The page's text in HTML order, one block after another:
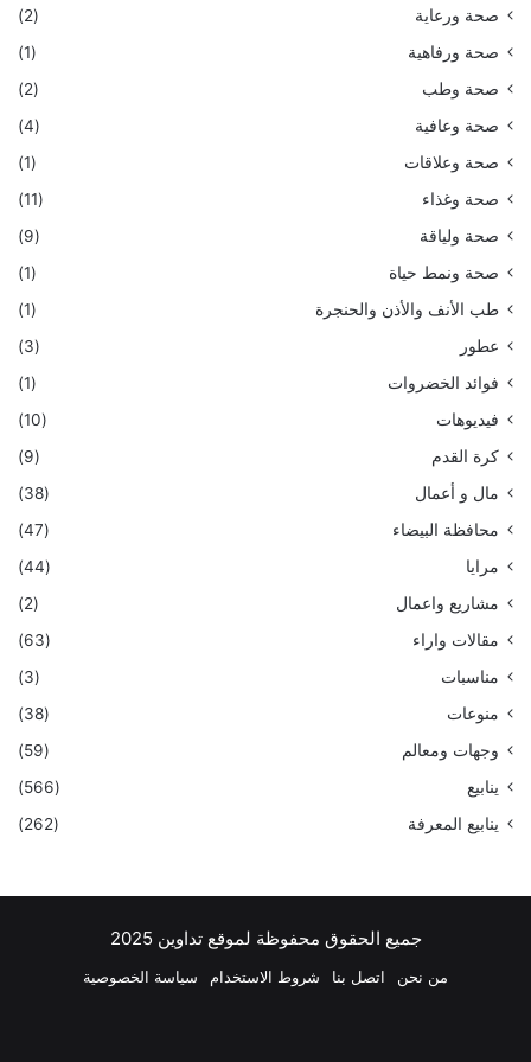
صحة ورعاية
(2)
صحة ورفاهية
(1)
صحة وطب
(2)
صحة وعافية
(4)
صحة وعلاقات
(1)
صحة وغذاء
(11)
صحة ولياقة
(9)
صحة ونمط حياة
(1)
طب الأنف والأذن والحنجرة
(1)
عطور
(3)
فوائد الخضروات
(1)
فيديوهات
(10)
كرة القدم
(9)
مال و أعمال
(38)
محافظة البيضاء
(47)
مرايا
(44)
مشاريع واعمال
(2)
مقالات واراء
(63)
مناسبات
(3)
منوعات
(38)
وجهات ومعالم
(59)
ينابيع
(566)
ينابيع المعرفة
(262)
جميع الحقوق محفوظة لموقع تداوين 2025
من نحن اتصل بنا شروط الاستخدام سياسة الخصوصية